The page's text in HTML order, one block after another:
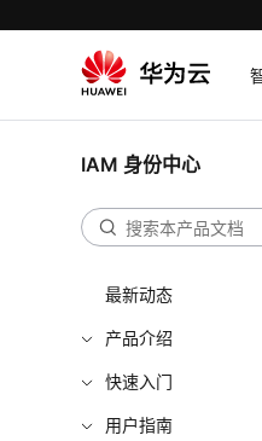
IAM 身份中心
最新动态
产品介绍
快速入门
用户指南